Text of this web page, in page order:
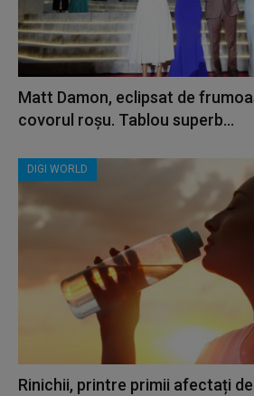
Matt Damon, eclipsat de
covorul roșu. Tablou superb...
DIGI WORLD
Rinichii, printre primii afectați